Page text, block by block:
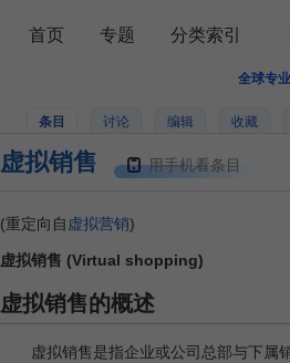
全球专
条目 讨论 编辑 收藏
虚拟销售 用手机看条目
(重定向自 虚拟营销)
虚拟销售 (Virtual shopping)
虚拟销售的概述
虚拟销售是指企业或公司总部与下属销
首页 专题 分类索引